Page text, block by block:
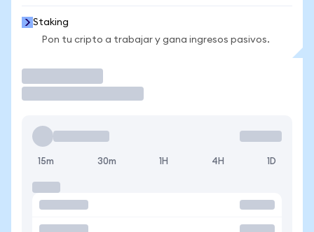
Staking
Pon tu cripto a trabajar y gana ingresos pasivos.
15m 30m 1H 4H 1D